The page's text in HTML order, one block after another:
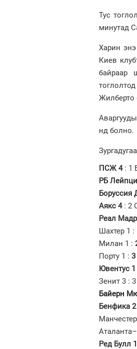
Тус
минутад
Харин
Киев
байраар
Жилберто
нд болно.
ПСЖ 4: 1
РБ
Боруссия
Аякс 4: 2
Реал
Шахтер 1
Милан 1 :
Порту 1 :
Ювентус 1
Зенит 3 :
Байерн
Бенфика 2
Ред Булл 1